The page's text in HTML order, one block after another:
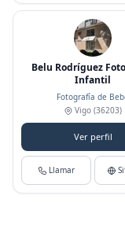
Belu Rodríguez
Infantil
Fotografía de
Vigo (36203)
Ver perfil
Llamar